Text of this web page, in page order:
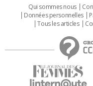
Qui sommes nous
Données personnelles
Tous les articles